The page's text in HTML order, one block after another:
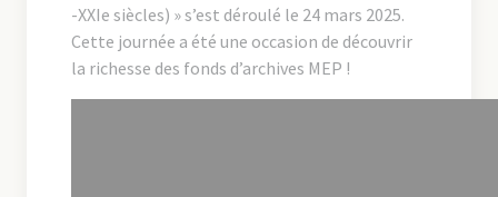
-XXIe siècles) » s’est déroulé le 24 mars 2025.
Cette journée a été une occasion de découvrir
la richesse des fonds d’archives MEP !